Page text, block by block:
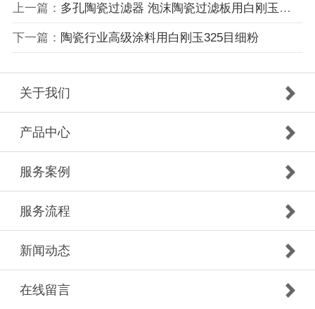
上一篇： 多孔陶瓷过滤器 泡沫陶瓷过滤板用白刚玉微粉电熔氧化铝微粉
下一篇： 陶瓷行业高级涂料用白刚玉325目细粉
关于我们
产品中心
服务案例
服务流程
新闻动态
在线留言